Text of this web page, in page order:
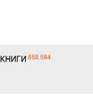
КНИГИ 858 584